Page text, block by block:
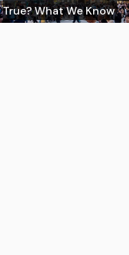
True? What We Know